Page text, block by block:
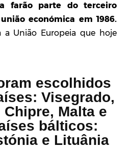
farão parte do terceiro
económica em 1986.
a União Europeia que hoje
escolhidos
Visegrado,
Malta e
bálticos:
e Lituânia